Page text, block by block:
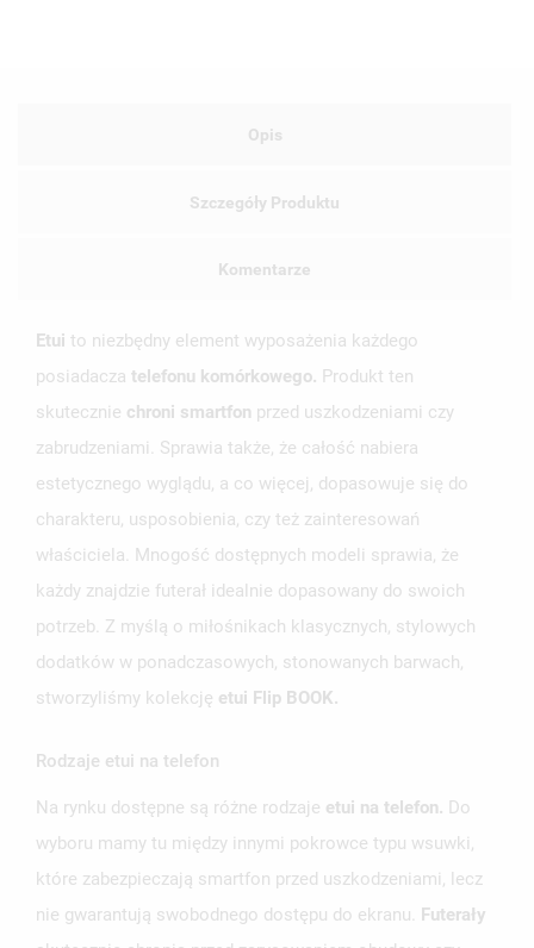
Opis
Szczegóły Produktu
Komentarze
Etui to niezbędny element wyposażenia każdego
posiadacza telefonu komórkowego. Produkt ten
skutecznie chroni smartfon przed uszkodzeniami czy
zabrudzeniami. Sprawia także, że całość nabiera
estetycznego wyglądu, a co więcej, dopasowuje się do
charakteru, usposobienia, czy też zainteresowań
właściciela. Mnogość dostępnych modeli sprawia, że
każdy znajdzie futerał idealnie dopasowany do swoich
potrzeb. Z myślą o miłośnikach klasycznych, stylowych
dodatków w ponadczasowych, stonowanych barwach,
stworzyliśmy kolekcję etui Flip BOOK.
Rodzaje etui na telefon
Na rynku dostępne są różne rodzaje etui na telefon. Do
wyboru mamy tu między innymi pokrowce typu wsuwki,
które zabezpieczają smartfon przed uszkodzeniami, lecz
nie gwarantują swobodnego dostępu do ekranu. Futerały